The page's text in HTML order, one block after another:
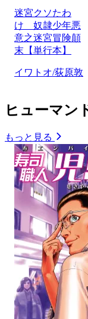
迷宮クソたわ
け 奴隷少年悪
意之迷宮冒険顛
末【単行本】
イワトオ/荻原敦
ヒューマン
もっと見る